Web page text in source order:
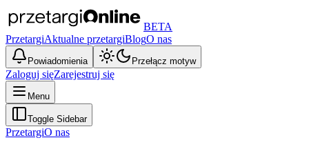
BETA
PrzetargiAktualne przetargiBlogO nas
Powiadomienia Przełącz motyw
Zaloguj sięZarejestruj się
Menu
Toggle Sidebar
PrzetargiO nas